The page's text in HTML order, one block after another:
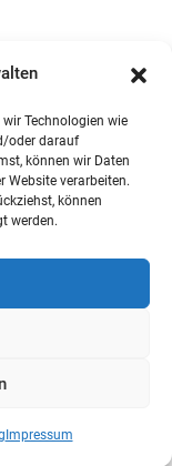
Technologien wie
oder darauf
können wir Daten
Website verarbeiten.
können
werden.
Impressum